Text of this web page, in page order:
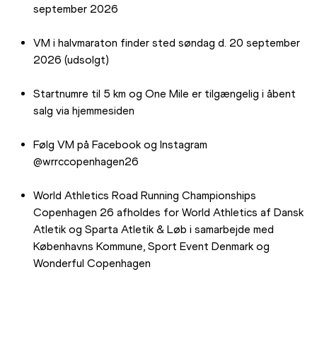
september 2026
VM i halvmaraton finder sted søndag d. 20 september
2026 (udsolgt)
Startnumre til 5 km og One Mile er tilgængelig i åbent
salg via hjemmesiden
Følg VM på Facebook og Instagram
@wrrccopenhagen26
World Athletics Road Running Championships
Copenhagen 26 afholdes for World Athletics af Dansk
Atletik og Sparta Atletik & Løb i samarbejde med
Københavns Kommune, Sport Event Denmark og
Wonderful Copenhagen